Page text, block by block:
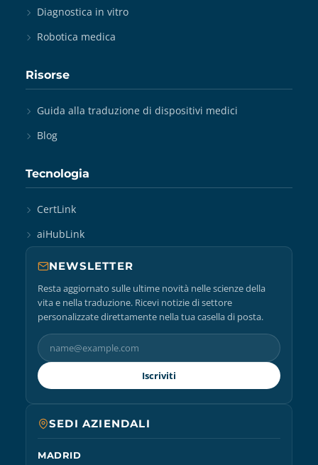
Diagnostica in vitro
Robotica medica
Risorse
Guida alla traduzione di dispositivi medici
Blog
Tecnologia
CertLink
aiHubLink
NEWSLETTER
Resta aggiornato sulle ultime novità nelle scienze della
vita e nella traduzione. Ricevi notizie di settore
personalizzate direttamente nella tua casella di posta.
Iscriviti
SEDI AZIENDALI
MADRID